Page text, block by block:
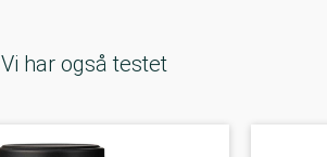
Vi har også testet